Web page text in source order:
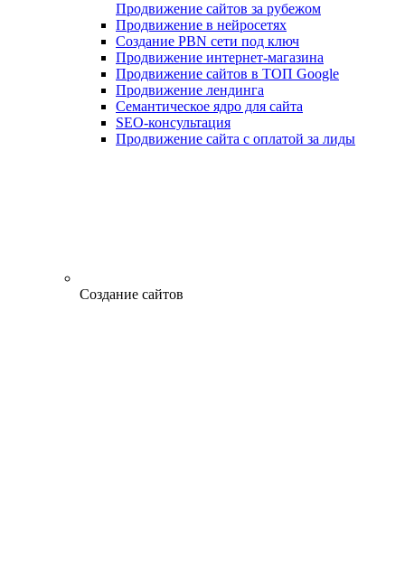
Продвижение сайтов за рубежом
Продвижение в нейросетях
Создание PBN сети под ключ
Продвижение интернет-магазина
Продвижение сайтов в ТОП Google
Продвижение лендинга
Семантическое ядро для сайта
SEO-консультация
Продвижение сайта с оплатой за лиды
Создание сайтов